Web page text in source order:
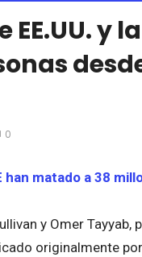
EE.UU. y
0
han matado a 38
y Omer
originalmente